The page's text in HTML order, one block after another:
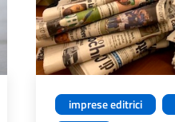
imprese editrici